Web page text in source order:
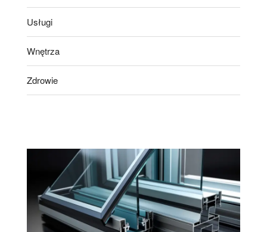
Usługi
Wnętrza
Zdrowie